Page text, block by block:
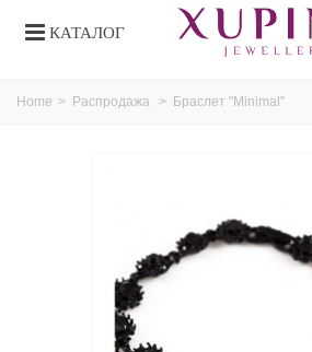
КАТАЛОГ
Home > Распродажа > Браслет "Minimal"